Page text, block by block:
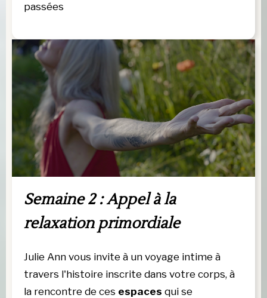
passées
Semaine 2 : Appel à la
relaxation primordiale
Julie Ann vous invite à un voyage intime à
travers l'histoire inscrite dans votre corps, à
la rencontre de ces espaces qui se